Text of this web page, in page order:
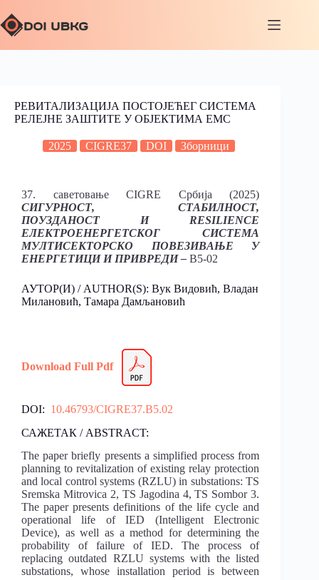
РЕВИТАЛИЗАЦИЈА ПОСТОЈЕЋЕГ СИСТЕМА
РЕЛЕЈНЕ ЗАШТИТЕ У ОБЈЕКТИМА ЕМС
2025 CIGRE37 DOI Зборници
37. саветовање CIGRE Србија (2025)
СИГУРНОСТ, СТАБИЛНОСТ,
ПОУЗДАНОСТ И RESILIENCE
ЕЛЕКТРОЕНЕРГЕТСКОГ СИСТЕМА
МУЛТИСЕКТОРСКО ПОВЕЗИВАЊЕ У
ЕНЕРГЕТИЦИ И ПРИВРЕДИ – B5-02
АУТОР(И) / AUTHOR(S): Вук Видовић, Владан
Милановић, Тамара Дамљановић
Download Full Pdf
DOI: 10.46793/CIGRE37.B5.02
САЖЕТАК / ABSTRACT:
The paper briefly presents a simplified process from
planning to revitalization of existing relay protection
and local control systems (RZLU) in substations: TS
Sremska Mitrovica 2, TS Jagodina 4, TS Sombor 3.
The paper presents definitions of the life cycle and
operational life of IED (Intelligent Electronic
Device), as well as a method for determining the
probability of failure of IED. The process of
replacing outdated RZLU systems with the listed
substations, whose installation period is between